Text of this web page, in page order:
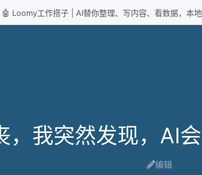
🤖 Loomy工作搭子 | AI替你整理、写内容、看数据，本
，我突然发现，AI
编辑